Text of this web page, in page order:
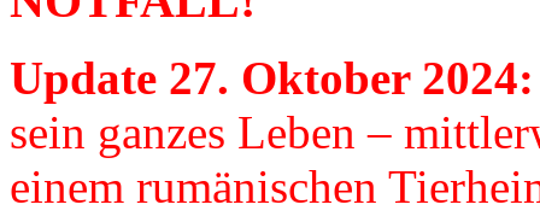
Update 27. Oktober
sein ganzes Leben –
einem rumänischen